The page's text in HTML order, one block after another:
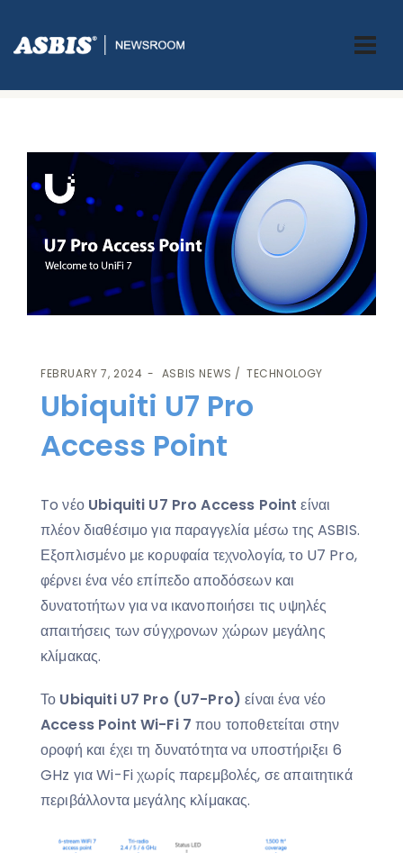
ASBIS GREECE > ASBIS NEWS
> UBIQUITI U7 PRO
FEBRUARY 7, 2024 ASBIS NEWS TECHNOLOGY
Ubiquiti U7 Pro
Access Point
To νέο Ubiquiti U7 Pro Access Point είναι
πλέον διαθέσιμο για παραγγελία μέσω της ASBIS.
Εξοπλισμένο με κορυφαία τεχνολογία, το U7 Pro,
φέρνει ένα νέο επίπεδο αποδόσεων και
δυνατοτήτων για να ικανοποιήσει τις υψηλές
απαιτήσεις των σύγχρονων χώρων μεγάλης
κλίμακας.
Το Ubiquiti U7 Pro (U7-Pro) είναι ένα νέο
Access Point Wi-Fi 7 που τοποθετείται στην
οροφή και έχει τη δυνατότητα να υποστήριξει 6
GHz για Wi-Fi χωρίς παρεμβολές, σε απαιτητικά
περιβάλλοντα μεγάλης κλίμακας.